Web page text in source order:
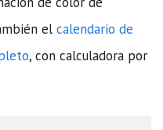
el calendario de
, con calculadora por